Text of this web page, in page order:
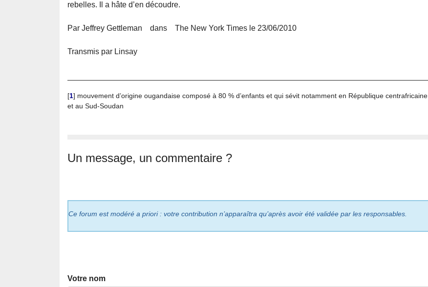
rebelles. Il a hâte d’en découdre.
Par Jeffrey Gettleman dans The New York Times le 23/06/2010
Transmis par Linsay
[1] mouvement d’origine ougandaise composé à 80 % d’enfants et qui sévit notamment en République centrafricaine
et au Sud-Soudan
Un message, un commentaire ?
Ce forum est modéré a priori : votre contribution n’apparaîtra qu’après avoir été validée par les responsables.
Votre nom